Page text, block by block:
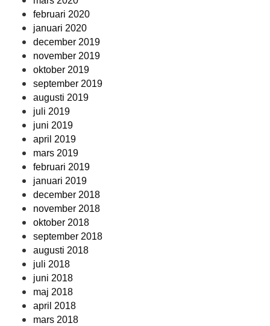
februari 2020
januari 2020
december 2019
november 2019
oktober 2019
september 2019
augusti 2019
juli 2019
juni 2019
april 2019
mars 2019
februari 2019
januari 2019
december 2018
november 2018
oktober 2018
september 2018
augusti 2018
juli 2018
juni 2018
maj 2018
april 2018
mars 2018